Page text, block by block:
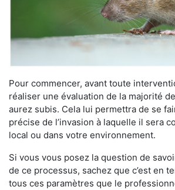
Pour commencer, avant toute
réaliser une évaluation de la majorité
aurez subis. Cela lui permettra de se
précise de l’invasion à laquelle il sera
local ou dans votre environnement.
Si vous vous posez la question de
de ce processus, sachez que c’est en
tous ces paramètres que le